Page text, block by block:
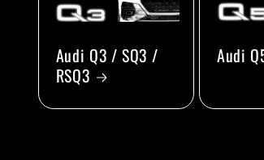
Audi Q3 / SQ3 /
RSQ3
Audi